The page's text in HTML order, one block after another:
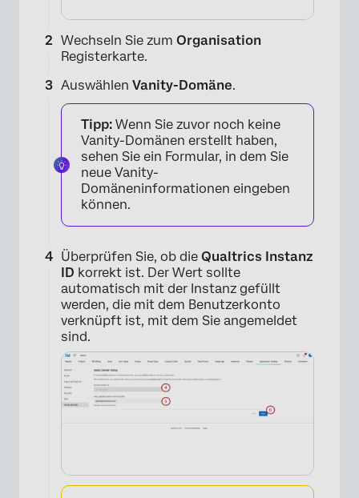
Wechseln Sie zum Organisation
Registerkarte.
Auswählen Vanity-Domäne.
Tipp: Wenn Sie zuvor noch keine
Vanity-Domänen erstellt haben,
sehen Sie ein Formular, in dem Sie
neue Vanity-
Domäneninformationen eingeben
können.
Überprüfen Sie, ob die Qualtrics Instanz
ID korrekt ist. Der Wert sollte
automatisch mit der Instanz gefüllt
werden, die mit dem Benutzerkonto
verknüpft ist, mit dem Sie angemeldet
sind.